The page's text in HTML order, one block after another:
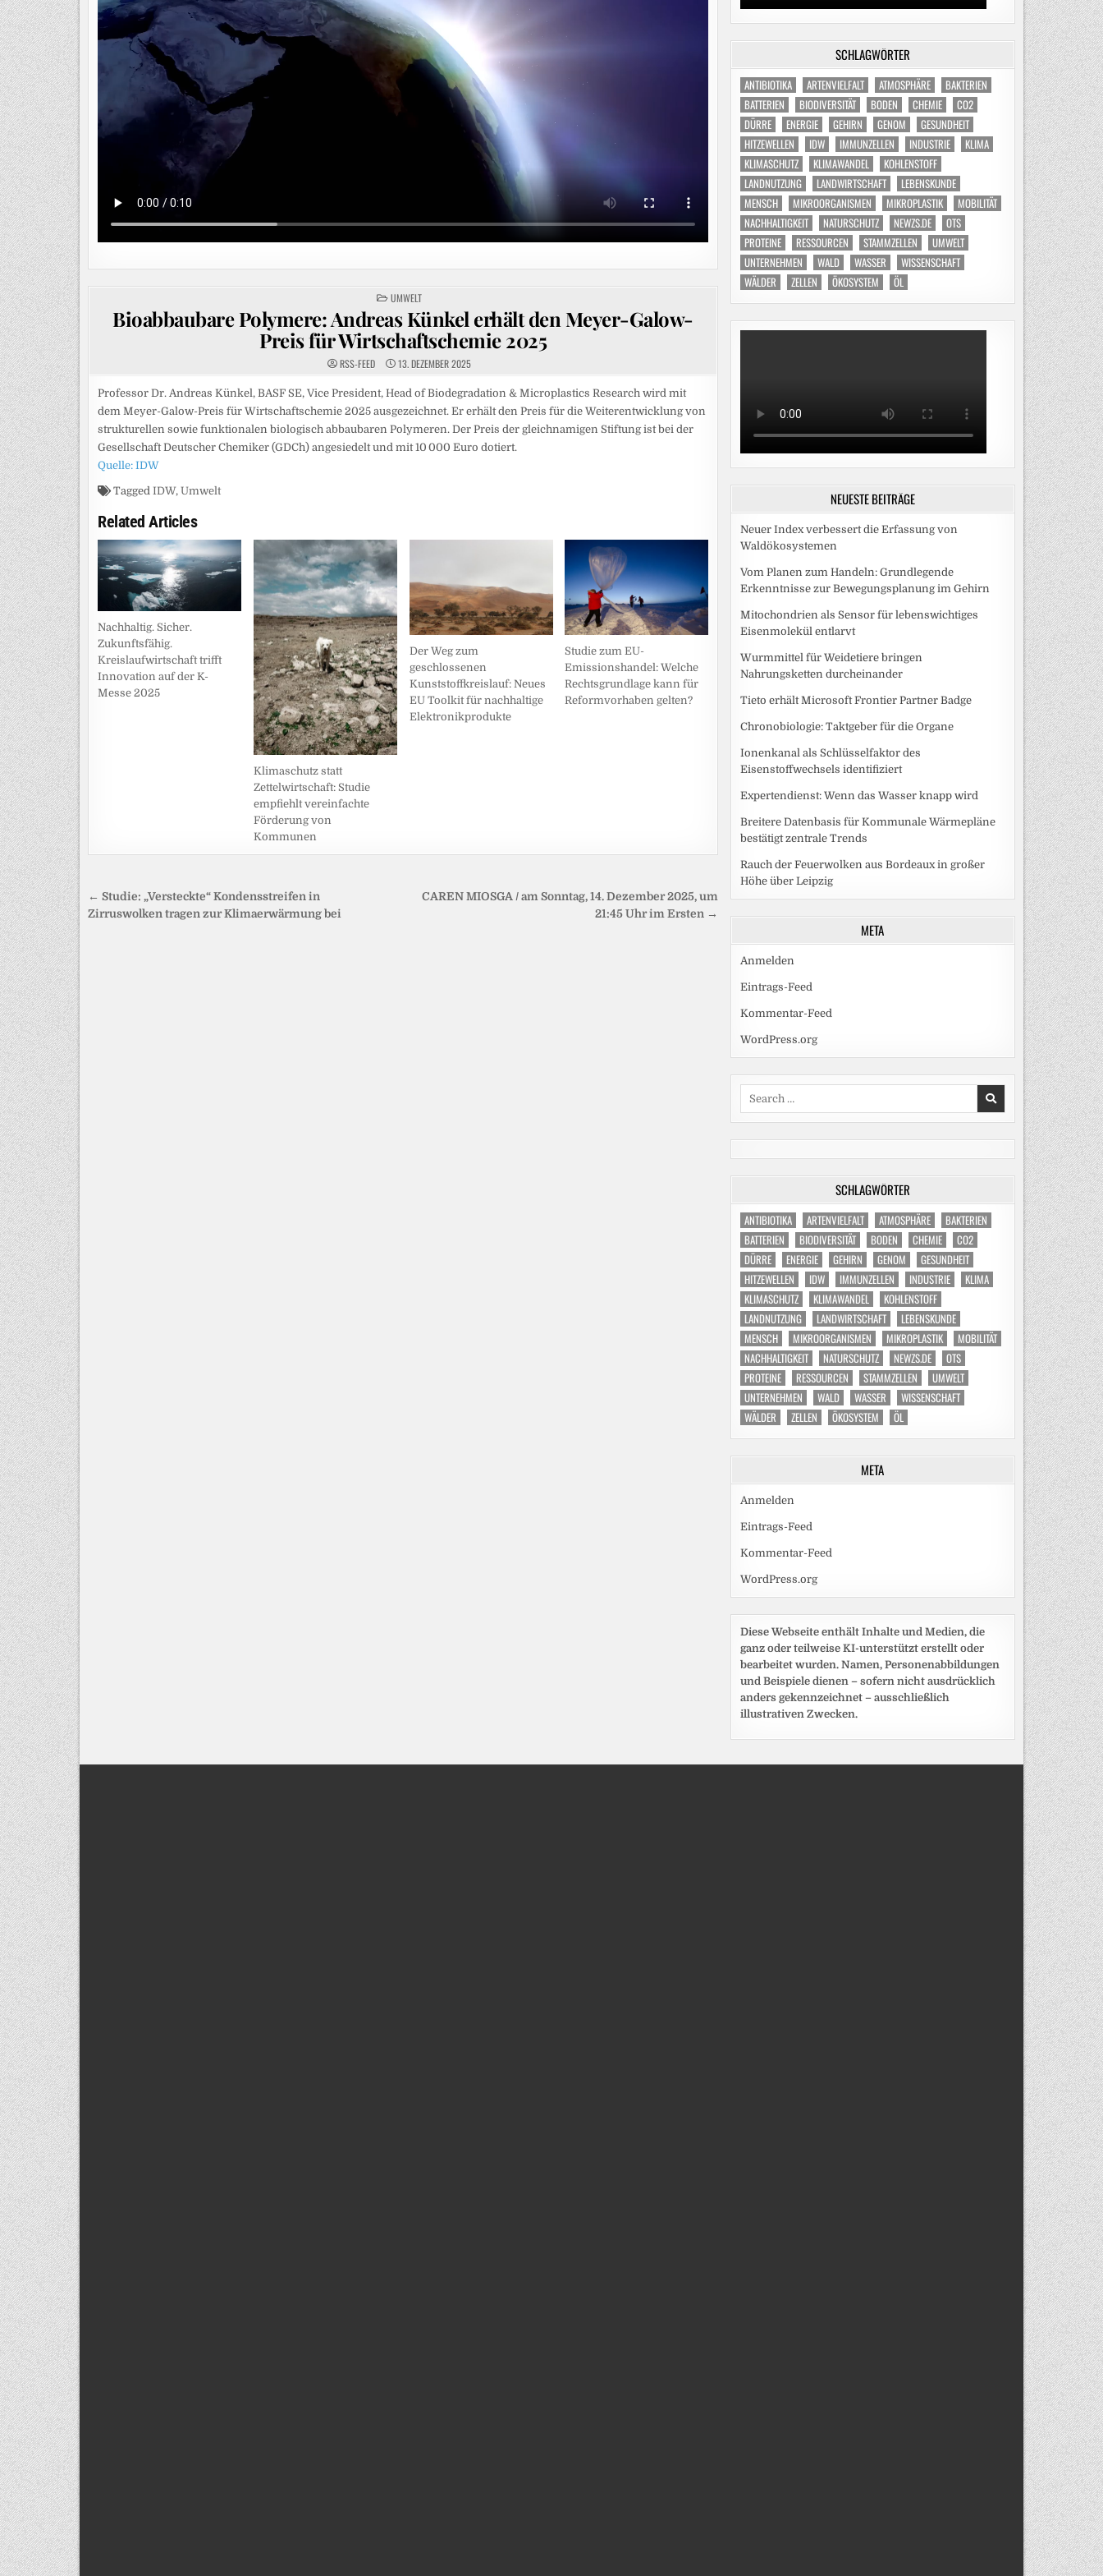
POSTED
IN
UMWELT
Bioabbaubare Polymere: Andreas Künkel erhält den Meyer-Galow-
Preis für Wirtschaftschemie 2025
RSS-FEED 13. DEZEMBER 2025
Professor Dr. Andreas Künkel, BASF SE, Vice President, Head of Biodegradation & Microplastics Research wird mit
dem Meyer-Galow-Preis für Wirtschaftschemie 2025 ausgezeichnet. Er erhält den Preis für die Weiterentwicklung von
strukturellen sowie funktionalen biologisch abbaubaren Polymeren. Der Preis der gleichnamigen Stiftung ist bei der
Gesellschaft Deutscher Chemiker (GDCh) angesiedelt und mit 10 000 Euro dotiert.
Quelle: IDW
Tagged IDW, Umwelt
Related Articles
Nachhaltig. Sicher.
Zukunftsfähig.
Kreislaufwirtschaft trifft
Innovation auf der K-
Messe 2025
Klimaschutz statt
Zettelwirtschaft: Studie
empfiehlt vereinfachte
Förderung von
Kommunen
Der Weg zum
geschlossenen
Kunststoffkreislauf: Neues
EU Toolkit für nachhaltige
Elektronikprodukte
Studie zum EU-
Emissionshandel: Welche
Rechtsgrundlage kann für
Reformvorhaben gelten?
Beitragsnavigation
CAREN MIOSGA / am Sonntag, 14. Dezember 2025, um
21:45 Uhr im Ersten →
← Studie: „Versteckte“ Kondensstreifen in
Zirruswolken tragen zur Klimaerwärmung bei
SCHLAGWÖRTER
ANTIBIOTIKA ARTENVIELFALT ATMOSPHÄRE
BAKTERIEN
BATTERIEN
BIODIVERSITÄT BODEN CHEMIE
CO2
DÜRRE
ENERGIE GEHIRN GENOM
GESUNDHEIT
HITZEWELLEN
IDW IMMUNZELLEN INDUSTRIE
KLIMA
KLIMASCHUTZ
KLIMAWANDEL
KOHLENSTOFF
LANDNUTZUNG
LANDWIRTSCHAFT
LEBENSKUNDE
MENSCH
MIKROORGANISMEN MIKROPLASTIK
MOBILITÄT
NACHHALTIGKEIT
NATURSCHUTZ NEWZS.DE
OTS
PROTEINE
RESSOURCEN STAMMZELLEN
UMWELT
UNTERNEHMEN
WALD WASSER
WISSENSCHAFT
WÄLDER
ZELLEN ÖKOSYSTEM ÖL
NEUESTE BEITRÄGE
Neuer Index verbessert die Erfassung von
Waldökosystemen
Vom Planen zum Handeln: Grundlegende
Erkenntnisse zur Bewegungsplanung im Gehirn
Mitochondrien als Sensor für lebenswichtiges
Eisenmolekül entlarvt
Wurmmittel für Weidetiere bringen
Nahrungsketten durcheinander
Tieto erhält Microsoft Frontier Partner Badge
Chronobiologie: Taktgeber für die Organe
Ionenkanal als Schlüsselfaktor des
Eisenstoffwechsels identifiziert
Expertendienst: Wenn das Wasser knapp wird
Breitere Datenbasis für Kommunale Wärmepläne
bestätigt zentrale Trends
Rauch der Feuerwolken aus Bordeaux in großer
Höhe über Leipzig
META
Anmelden
Eintrags-Feed
Kommentar-Feed
WordPress.org
SCHLAGWÖRTER
ANTIBIOTIKA ARTENVIELFALT ATMOSPHÄRE
BAKTERIEN
BATTERIEN
BIODIVERSITÄT BODEN CHEMIE
CO2
DÜRRE
ENERGIE GEHIRN GENOM
GESUNDHEIT
HITZEWELLEN
IDW IMMUNZELLEN INDUSTRIE
KLIMA
KLIMASCHUTZ
KLIMAWANDEL
KOHLENSTOFF
LANDNUTZUNG
LANDWIRTSCHAFT
LEBENSKUNDE
MENSCH
MIKROORGANISMEN MIKROPLASTIK
MOBILITÄT
NACHHALTIGKEIT
NATURSCHUTZ NEWZS.DE
OTS
PROTEINE
RESSOURCEN STAMMZELLEN
UMWELT
UNTERNEHMEN
WALD WASSER
WISSENSCHAFT
WÄLDER
ZELLEN ÖKOSYSTEM ÖL
META
Anmelden
Eintrags-Feed
Kommentar-Feed
WordPress.org
Diese Webseite enthält Inhalte und Medien, die
ganz oder teilweise KI-unterstützt erstellt oder
bearbeitet wurden. Namen, Personenabbildungen
und Beispiele dienen – sofern nicht ausdrücklich
anders gekennzeichnet – ausschließlich
illustrativen Zwecken.